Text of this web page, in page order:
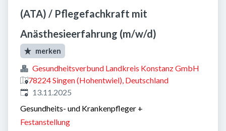
(ATA) / Pflegefachkraft mit
Anästhesieerfahrung (m/w/d)
merken
Gesundheitsverbund Landkreis Konstanz GmbH
78224 Singen (Hohentwiel), Deutschland
Veröffentlicht:
13.11.2025
Gesundheits- und Krankenpfleger +
Festanstellung